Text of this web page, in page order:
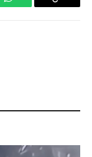
WhatsApp Copy